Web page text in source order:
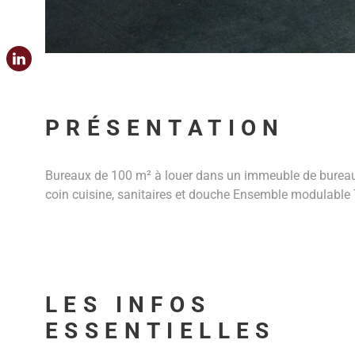
PRÉSENTATION
Bureaux de 100 m² à louer dans un immeuble de
coin cuisine, sanitaires et douche Ensemble
LES INFOS
ESSENTIELLES